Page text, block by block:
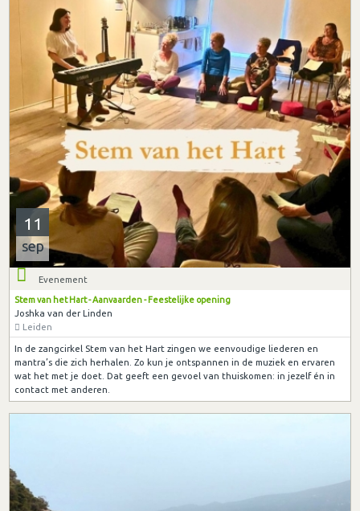
11
sep
Evenement
Stem van het Hart - Aanvaarden - Feestelijke opening
Joshka van der Linden
Leiden
In de zangcirkel Stem van het Hart zingen we eenvoudige liederen en
mantra’s die zich herhalen. Zo kun je ontspannen in de muziek en ervaren
wat het met je doet. Dat geeft een gevoel van thuiskomen: in jezelf én in
contact met anderen.